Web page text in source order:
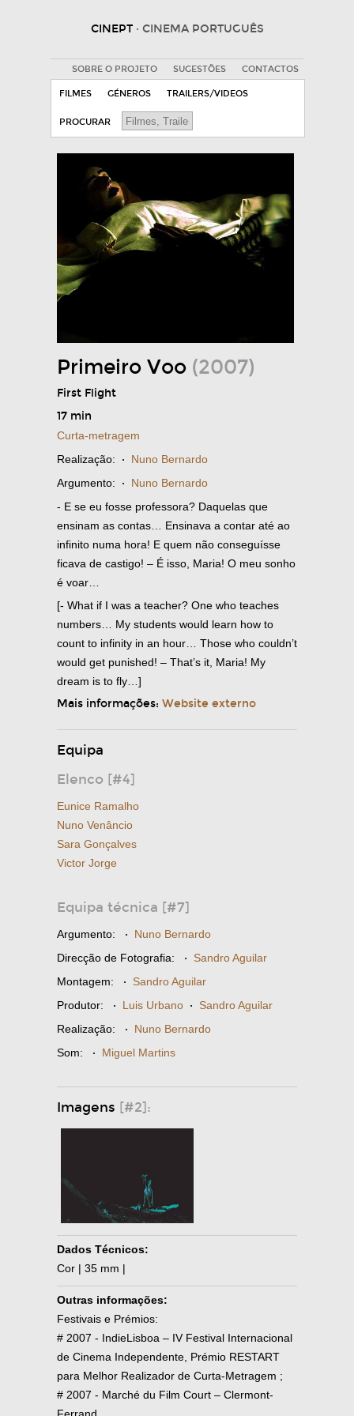
CINEPT · CINEMA PORTUGUÊS
SOBRE O PROJETO SUGESTÕES CONTACTOS
FILMES GÉNEROS TRAILERS/VIDEOS
PROCURAR
Primeiro Voo (2007)
First Flight
17 min
Curta-metragem
Realização: · Nuno Bernardo
Argumento: · Nuno Bernardo
- E se eu fosse professora? Daquelas que
ensinam as contas… Ensinava a contar até ao
infinito numa hora! E quem não conseguísse
ficava de castigo! – É isso, Maria! O meu sonho
é voar…
[- What if I was a teacher? One who teaches
numbers… My students would learn how to
count to infinity in an hour… Those who couldn’t
would get punished! – That’s it, Maria! My
dream is to fly…]
Mais informações: Website externo
Equipa
Elenco [#4]
Eunice Ramalho
Nuno Venâncio
Sara Gonçalves
Victor Jorge
Equipa técnica [#7]
Argumento: · Nuno Bernardo
Direcção de Fotografia: · Sandro Aguilar
Montagem: · Sandro Aguilar
Produtor: · Luis Urbano · Sandro Aguilar
Realização: · Nuno Bernardo
Som: · Miguel Martins
Imagens [#2]:
Dados Técnicos:
Cor | 35 mm |
Outras informações:
Festivais e Prémios:
# 2007 - IndieLisboa – IV Festival Internacional
de Cinema Independente, Prémio RESTART
para Melhor Realizador de Curta-Metragem ;
# 2007 - Marché du Film Court – Clermont-